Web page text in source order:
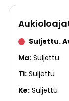
Suljettu.
Ma Suljettu
Ti Suljettu
Ke Suljettu